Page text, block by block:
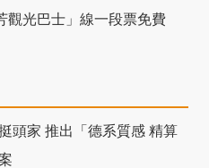
觀光巴士」線一段票免費
頭家 推出「德系質感 精算